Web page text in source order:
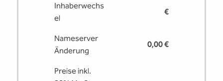
Inhaberwechs
el
€
Nameserver
Änderung
0,00 €
Preise inkl.